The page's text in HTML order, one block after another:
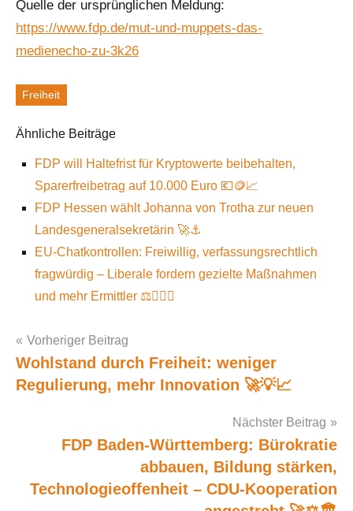
Quelle der ursprünglichen Meldung:
https://www.fdp.de/mut-und-muppets-das-
medienecho-zu-3k26
Schlagworte
Freiheit
Ähnliche Beiträge
FDP will Haltefrist für Kryptowerte beibehalten,
Sparerfreibetrag auf 10.000 Euro 💶🪙📈
FDP Hessen wählt Johanna von Trotha zur neuen
Landesgeneralsekretärin 🚀⚓
EU-Chatkontrollen: Freiwillig, verfassungsrechtlich
fragwürdig – Liberale fordern gezielte Maßnahmen
und mehr Ermittler ⚖️🕵️‍♂️💬
Post
navigation
Vorheriger Beitrag
Wohlstand durch Freiheit: weniger
Regulierung, mehr Innovation 🚀💡📈
Nächster Beitrag
FDP Baden-Württemberg: Bürokratie
abbauen, Bildung stärken,
Technologieoffenheit – CDU-Kooperation